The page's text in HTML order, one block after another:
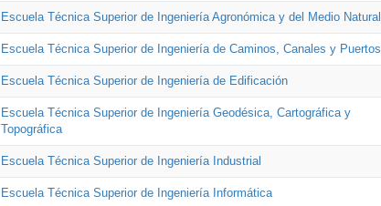
Escuela Técnica Superior de Ingeniería Agronómica y del Medio Natural
Escuela Técnica Superior de Ingeniería de Caminos, Canales y Puertos
Escuela Técnica Superior de Ingeniería de Edificación
Escuela Técnica Superior de Ingeniería Geodésica, Cartográfica y
Topográfica
Escuela Técnica Superior de Ingeniería Industrial
Escuela Técnica Superior de Ingeniería Informática